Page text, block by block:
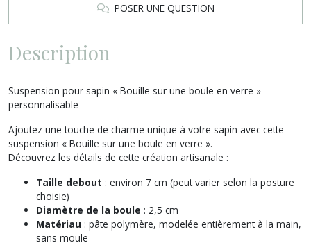
POSER UNE QUESTION
Description
Suspension pour sapin « Bouille sur une boule en verre »
personnalisable
Ajoutez une touche de charme unique à votre sapin avec cette
suspension « Bouille sur une boule en verre ».
Découvrez les détails de cette création artisanale :
Taille debout : environ 7 cm (peut varier selon la posture
choisie)
Diamètre de la boule : 2,5 cm
Matériau : pâte polymère, modelée entièrement à la main,
sans moule